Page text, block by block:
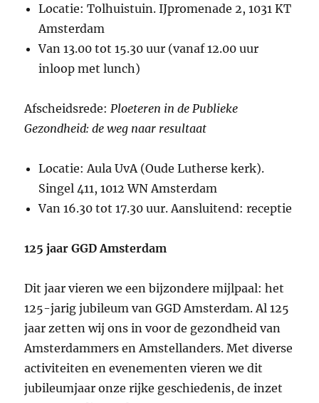
Locatie: Tolhuistuin. IJpromenade 2, 1031 KT
Amsterdam
Van 13.00 tot 15.30 uur (vanaf 12.00 uur
inloop met lunch)
Afscheidsrede: Ploeteren in de Publieke
Gezondheid: de weg naar resultaat
Locatie: Aula UvA (Oude Lutherse kerk).
Singel 411, 1012 WN Amsterdam
Van 16.30 tot 17.30 uur. Aansluitend: receptie
125 jaar GGD Amsterdam
Dit jaar vieren we een bijzondere mijlpaal: het
125-jarig jubileum van GGD Amsterdam. Al 125
jaar zetten wij ons in voor de gezondheid van
Amsterdammers en Amstellanders. Met diverse
activiteiten en evenementen vieren we dit
jubileumjaar onze rijke geschiedenis, de inzet